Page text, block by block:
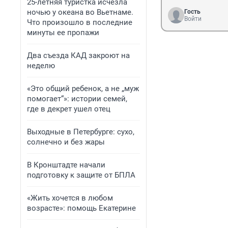
25-летняя туристка исчезла
ночью у океана во Вьетнаме.
Что произошло в последние
минуты ее пропажи
Два съезда КАД закроют на
неделю
«Это общий ребенок, а не „муж
помогает“»: истории семей,
где в декрет ушел отец
Выходные в Петербурге: сухо,
солнечно и без жары
В Кронштадте начали
подготовку к защите от БПЛА
«Жить хочется в любом
возрасте»: помощь Екатерине
Гость
Войти